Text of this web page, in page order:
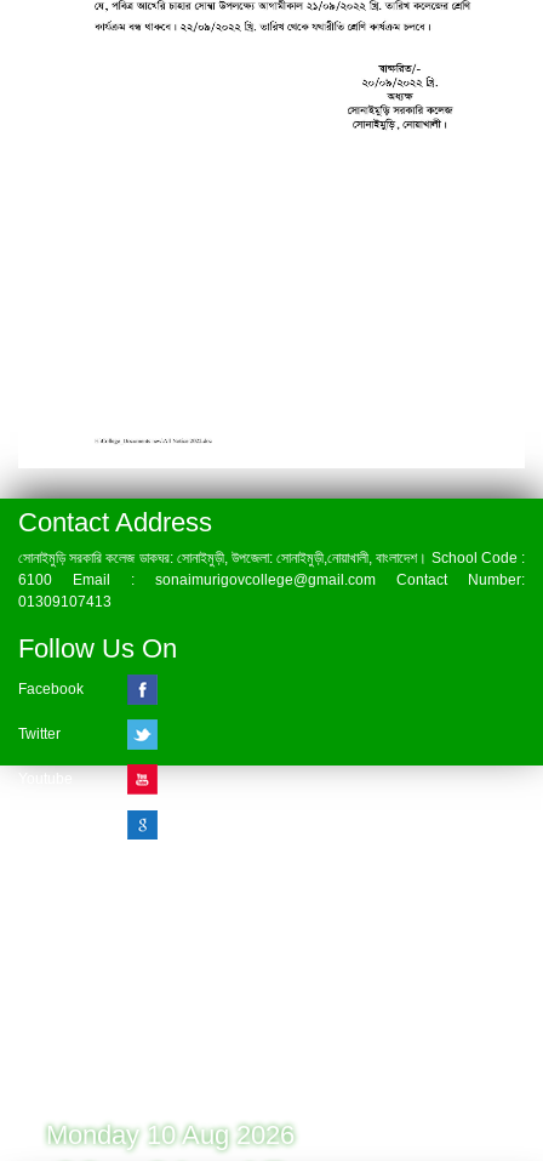
Contact Address
সোনাইমুড়ি সরকারি কলেজ ডাকঘর: সোনাইমুড়ী, উপজেলা: সোনাইমুড়ী,নোয়াখালী, বাংলাদেশ। School Code :
6100 Email : sonaimurigovcollege@gmail.com Contact Number:
01309107413
Follow Us On
Facebook
Twitter
Monday 10 Aug 2026